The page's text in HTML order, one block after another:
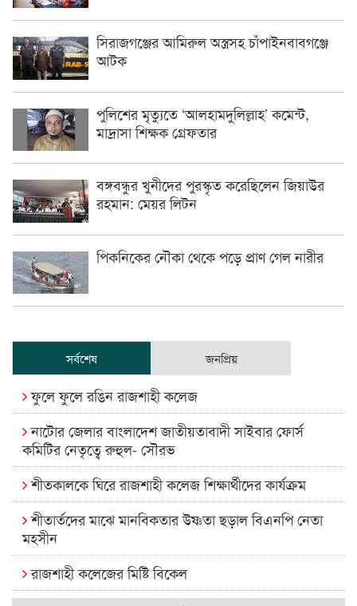
সিরাজগঞ্জের আমিরুল অস্ত্রসহ চাঁপাইনবাবগঞ্জে
আটক
পুলিশের মৃত্যুতে ‘আলহামদুলিল্লাহ’ কমেন্ট,
মাদ্রাসা শিক্ষক গ্রেফতার
বঙ্গবন্ধুর খুনীদের পুরস্কৃত করেছিলেন জিয়াউর
রহমান: মেয়র লিটন
পিকনিকের নৌকা থেকে পড়ে প্রাণ গেল নারীর
সর্বশেষ জনপ্রিয়
ফুলে ফুলে রঙিন রাজশাহী কলেজ
নাটোর জেলার বাংলাদেশ জাতীয়তাবাদী সাইবার ফোর্স
কমিটির নেতৃত্বে রুহুল- সৌরভ
শীতকালকে ঘিরে রাজশাহী কলেজ শিক্ষার্থীদের কার্যক্রম
শীতার্তদের মাঝে মানবিকতার উষ্ণতা ছড়াল বিএনপি নেতা
মহসীন
রাজশাহী কলেজের মিষ্টি বিকেল